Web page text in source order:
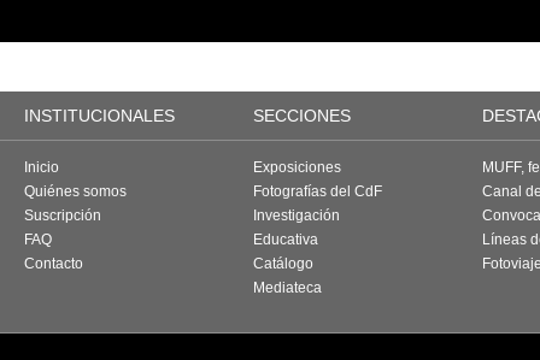
INSTITUCIONALES SECCIONES
Inicio
Quiénes somos
Suscripción
FAQ
Contacto
Exposiciones
Fotografías del CdF
Investigación
Educativa
Catálogo
Mediateca
MUFF,
Canal
Líneas